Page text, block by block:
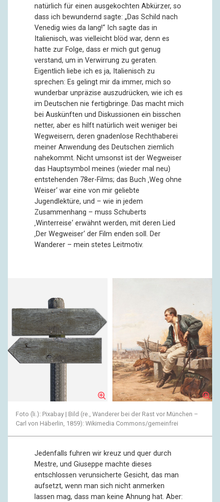
natürlich für einen ausgekochten Abkürzer, so
dass ich bewundernd sagte: „Das Schild nach
Venedig wies da lang!“ Ich sagte das in
Italienisch, was vielleicht blöd war, denn es
hatte zur Folge, dass er mich gut genug
verstand, um in Verwirrung zu geraten.
Eigentlich liebe ich es ja, Italienisch zu
sprechen: Es gelingt mir da immer, mich so
wunderbar unpräzise auszudrücken, wie ich es
im Deutschen nie fertigbringe. Das macht mich
bei Auskünften und Diskussionen ein bisschen
netter, aber es hilft natürlich weit weniger bei
Wegweisern, deren gnadenlose Rechthaberei
meiner Anwendung des Deutschen ziemlich
nahekommt. Nicht umsonst ist der Wegweiser
das Hauptsymbol meines (wieder mal neu)
entstehenden 78er-Films; das Buch ‚Weg ohne
Weiser‘ war eine von mir geliebte
Jugendlektüre, und – wie in jedem
Zusammenhang – muss Schuberts
‚Winterreise‘ erwähnt werden, mit deren Lied
‚Der Wegweiser‘ der Film enden soll. Der
Wanderer – mein stetes Leitmotiv.
Foto (li.): Pixabay | Bild (re., Wanderer bei der Rast vor München –
Carl von Häberlin, 1859): Wikimedia Commons/gemeinfrei
Jedenfalls fuhren wir kreuz und quer durch
Mestre, und Giuseppe machte dieses
entschlossen verunsicherte Gesicht, das man
aufsetzt, wenn man sich nicht anmerken
lassen mag, dass man keine Ahnung hat. Aber: